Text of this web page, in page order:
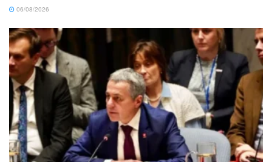
06/08/2026